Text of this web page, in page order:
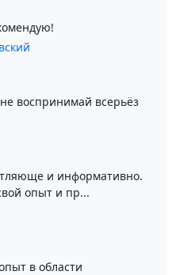
воспринимай всерьёз
и информативно.
опыт и пр...
в области